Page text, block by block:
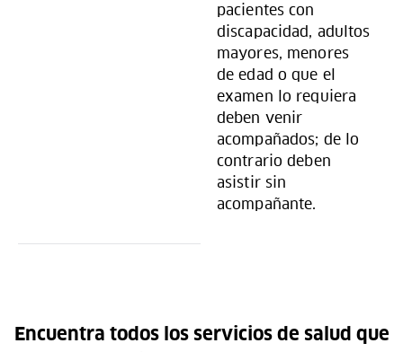
pacientes con
discapacidad, adultos
mayores, menores
de edad o que el
examen lo requiera
deben venir
acompañados; de lo
contrario deben
asistir sin
acompañante.
Encuentra todos los servicios de salud que